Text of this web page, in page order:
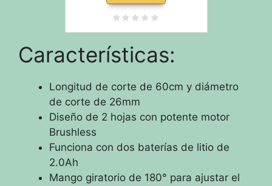
Características:
Longitud de corte de 60cm y diámetro
de corte de 26mm
Diseño de 2 hojas con potente motor
Brushless
Funciona con dos baterías de litio de
2.0Ah
Mango giratorio de 180° para ajustar el